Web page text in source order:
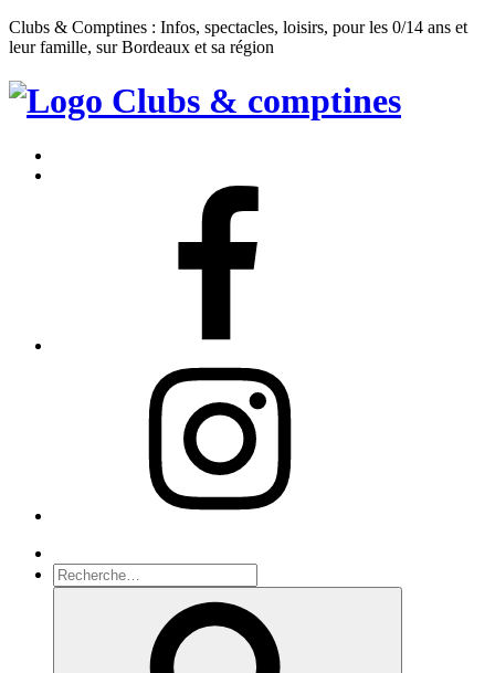
Clubs & Comptines : Infos, spectacles, loisirs, pour les 0/14 ans et
leur famille, sur Bordeaux et sa région
Clubs
Comptines
Recherche
pour